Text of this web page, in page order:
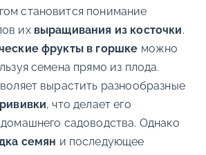
становится понимание
их выращивания из косточки.
фрукты в горшке можно
семена прямо из плода.
вырастить разнообразные
, что делает его
садоводства. Однако
семян и последующее